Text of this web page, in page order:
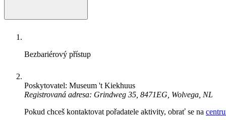
Bezbariérový přístup
Poskytovatel: Museum 't Kiekhuus
Registrovaná adresa: Grindweg 35, 8471EG, Wolvega, NL
Pokud chceš kontaktovat pořadatele aktivity, obrať se na